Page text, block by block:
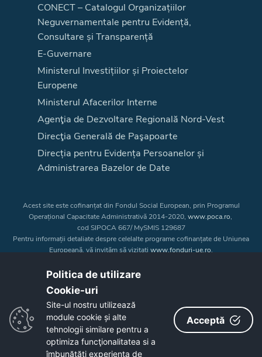
CONECT – Catalogul Organizațiilor
Neguvernamentale pentru Evidență,
Consultare și Transparență
E-Guvernare
Ministerul Investițiilor și Proiectelor
Europene
Ministerul Afacerilor Interne
Agenţia de Dezvoltare Regională Nord-Vest
Direcţia Generală de Paşapoarte
Direcția pentru Evidența Persoanelor și
Administrarea Bazelor de Date
Acest site este cofinanțat din Fondul Social European, prin Programul
Operațional Capacitate Administrativă 2014-2020, www.poca.ro,
cod SIPOCA 667/ MySMIS 129687
Pentru informații detaliate despre celelalte programe cofinanțate de Uniunea
Europeană, vă invităm să vizitați www.fonduri-ue.ro.
a Uniunii Europene. Întreaga responsabilitate asupra
Copyright © 2026 - Consiliul Judeţean Bistrița-Năsăud
Politica de utilizare
Cookie-uri‎
Site-ul nostru utilizează
module cookie și alte
tehnologii similare pentru a
optimiza funcţionalitatea si a
îmbunătăţi experienţa de
Acceptă